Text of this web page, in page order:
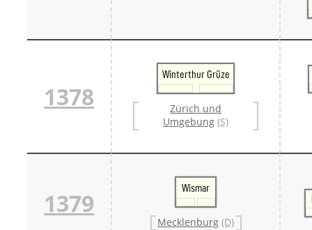
1378
Winterthur Grüze
Zürich und
Umgebung (S)
1379
Wismar
Mecklenburg (D)